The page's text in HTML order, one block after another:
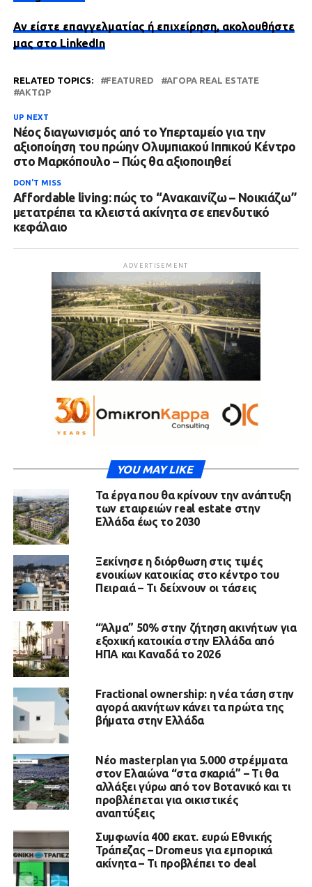
Αν είστε επαγγελματίας ή επιχείρηση, ακολουθήστε
μας στο LinkedIn
RELATED TOPICS: FEATURED
ΑΓΟΡΆ REAL ESTATE
ΑΚΤΩΡ
UP NEXT
Νέος διαγωνισμός από το Υπερταμείο για την
αξιοποίηση του πρώην Ολυμπιακού Ιππικού Κέντρο
στο Μαρκόπουλο – Πώς θα αξιοποιηθεί
DON'T MISS
Affordable living: πώς το “Ανακαινίζω – Νοικιάζω”
μετατρέπει τα κλειστά ακίνητα σε επενδυτικό
κεφάλαιο
ADVERTISEMENT
YOU MAY LIKE
Τα έργα που θα κρίνουν την ανάπτυξη
των εταιρειών real estate στην
Ελλάδα έως το 2030
Ξεκίνησε η διόρθωση στις τιμές
ενοικίων κατοικίας στο κέντρο του
Πειραιά – Τι δείχνουν οι τάσεις
“Άλμα” 50% στην ζήτηση ακινήτων για
εξοχική κατοικία στην Ελλάδα από
ΗΠΑ και Καναδά το 2026
Fractional ownership: η νέα τάση στην
αγορά ακινήτων κάνει τα πρώτα της
βήματα στην Ελλάδα
Νέο masterplan για 5.000 στρέμματα
στον Ελαιώνα “στα σκαριά” – Τι θα
αλλάξει γύρω από τον Βοτανικό και τι
προβλέπεται για οικιστικές
αναπτύξεις
Συμφωνία 400 εκατ. ευρώ Εθνικής
Τράπεζας – Dromeus για εμπορικά
ακίνητα – Τι προβλέπει το deal